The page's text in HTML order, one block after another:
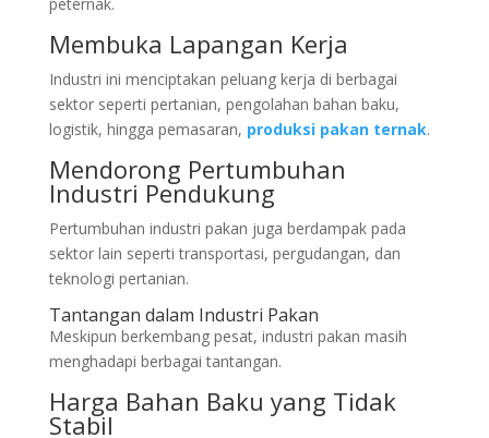
Membuka Lapangan Kerja
Industri ini menciptakan peluang kerja di berbagai
sektor seperti pertanian, pengolahan bahan baku,
logistik, hingga pemasaran, produksi pakan ternak.
Mendorong Pertumbuhan
Industri Pendukung
Pertumbuhan industri pakan juga berdampak pada
sektor lain seperti transportasi, pergudangan, dan
teknologi pertanian.
Tantangan dalam Industri Pakan
Meskipun berkembang pesat, industri pakan masih
menghadapi berbagai tantangan.
Harga Bahan Baku yang Tidak
Stabil